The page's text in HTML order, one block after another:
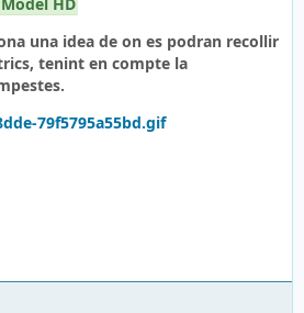
una idea de on es podran recollir
tenint en compte la
79f5795a55bd.gif